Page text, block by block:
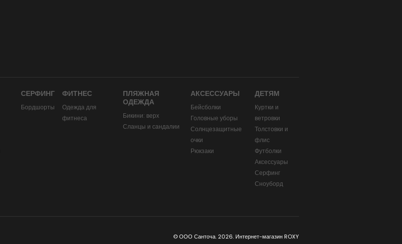
СЕРФИНГ
Бордшорты
ФИТНЕС
Одежда для
фитнеса
ПЛЯЖНАЯ
ОДЕЖДА
Бикини: верх
Сланцы и сандалии
АКСЕССУАРЫ
Бейсболки
Головные уборы
Солнцезащитные
очки
Рюкзаки
ДЕТЯМ
Куртки и
ветровки
Толстовки и
флис
Футболки
Аксессуары
Серфинг
Сноуборд
© ООО Санточа. 2026. Интернет-магазин ROXY